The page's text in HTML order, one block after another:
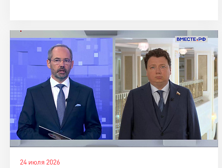
24 июля 2026